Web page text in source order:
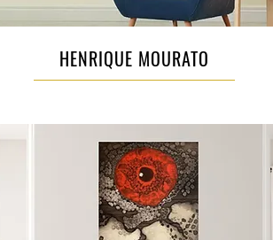
HENRIQUE MOURATO